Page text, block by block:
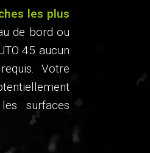
les plus
de bord ou
45 aucun
Votre
surfaces